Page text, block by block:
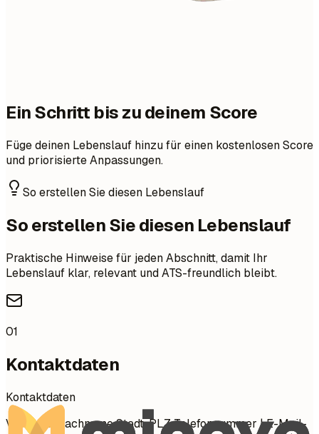
Ein Schritt bis zu deinem Score
Füge deinen Lebenslauf hinzu für einen kostenlosen Score
und priorisierte Anpassungen.
So erstellen Sie diesen Lebenslauf
So erstellen Sie diesen Lebenslauf
Praktische Hinweise für jeden Abschnitt, damit Ihr
Lebenslauf klar, relevant und ATS-freundlich bleibt.
01
Kontaktdaten
Kontaktdaten
Vorname Nachname Stadt, PLZ Telefonnummer | E-Mail-